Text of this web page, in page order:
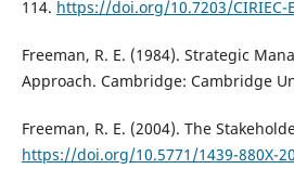
114. https://doi.org/10.7203/CIRIEC-
Freeman, R. E. (1984). Strategic
Approach. Cambridge: Cambridge
Freeman, R. E. (2004). The
https://doi.org/10.5771/1439-880X-